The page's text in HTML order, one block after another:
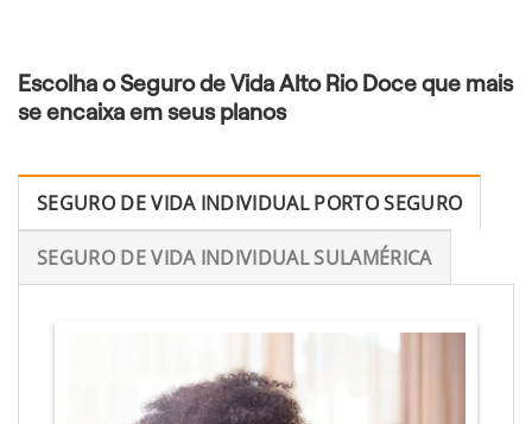
Escolha o Seguro de Vida Alto Rio Doce que mais
se encaixa em seus planos
SEGURO DE VIDA INDIVIDUAL PORTO SEGURO
SEGURO DE VIDA INDIVIDUAL SULAMÉRICA